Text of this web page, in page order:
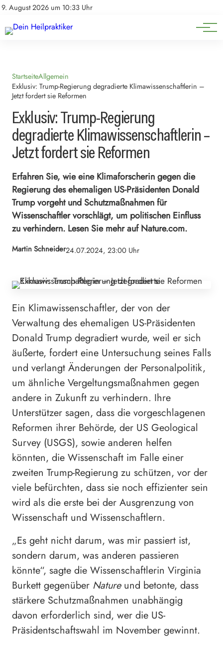
9. August 2026 um 10:33 Uhr
Impressum
Natürliche Medizin
Heilpflanzen & Kräuterkunde
StartseiteAllgemein
Exklusiv: Trump-Regierung degradierte Klimawissenschaftlerin –
Jetzt fordert sie Reformen
Exklusiv: Trump-Regierung
degradierte Klimawissenschaftlerin –
Jetzt fordert sie Reformen
Erfahren Sie, wie eine Klimaforscherin gegen die
Regierung des ehemaligen US-Präsidenten Donald
Trump vorgeht und Schutzmaßnahmen für
Wissenschaftler vorschlägt, um politischen Einfluss
zu verhindern. Lesen Sie mehr auf Nature.com.
Martin Schneider24.07.2024, 23:00 Uhr
Ein Klimawissenschaftler, der von der
Verwaltung des ehemaligen US-Präsidenten
Donald Trump degradiert wurde, weil er sich
äußerte, fordert eine Untersuchung seines Falls
und verlangt Änderungen der Personalpolitik,
um ähnliche Vergeltungsmaßnahmen gegen
andere in Zukunft zu verhindern. Ihre
Unterstützer sagen, dass die vorgeschlagenen
Reformen ihrer Behörde, der US Geological
Survey (USGS), sowie anderen helfen
könnten, die Wissenschaft im Falle einer
zweiten Trump-Regierung zu schützen, vor der
viele befürchten, dass sie noch effizienter sein
wird als die erste bei der Ausgrenzung von
Wissenschaft und Wissenschaftlern.
„Es geht nicht darum, was mir passiert ist,
sondern darum, was anderen passieren
könnte“, sagte die Wissenschaftlerin Virginia
Burkett gegenüber Natureund betonte, dass
stärkere Schutzmaßnahmen unabhängig
davon erforderlich sind, wer die US-
Präsidentschaftswahl im November gewinnt.